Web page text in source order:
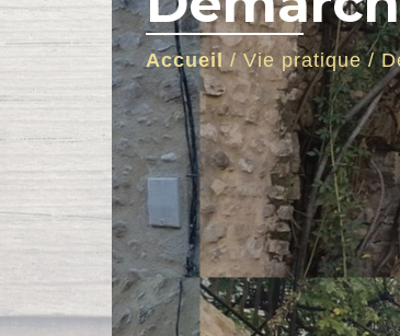
Accueil /Vie pratique/